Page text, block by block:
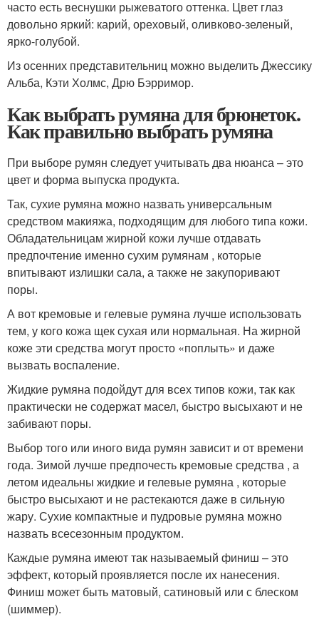
часто есть веснушки рыжеватого оттенка. Цвет глаз
довольно яркий: карий, ореховый, оливково-зеленый,
ярко-голубой.
Из осенних представительниц можно выделить Джессику
Альба, Кэти Холмс, Дрю Бэрримор.
Как выбрать румяна для брюнеток.
Как правильно выбрать румяна
При выборе румян следует учитывать два нюанса – это
цвет и форма выпуска продукта.
Так, сухие румяна можно назвать универсальным
средством макияжа, подходящим для любого типа кожи.
Обладательницам жирной кожи лучше отдавать
предпочтение именно сухим румянам , которые
впитывают излишки сала, а также не закупоривают
поры.
А вот кремовые и гелевые румяна лучше использовать
тем, у кого кожа щек сухая или нормальная. На жирной
коже эти средства могут просто «поплыть» и даже
вызвать воспаление.
Жидкие румяна подойдут для всех типов кожи, так как
практически не содержат масел, быстро высыхают и не
забивают поры.
Выбор того или иного вида румян зависит и от времени
года. Зимой лучше предпочесть кремовые средства , а
летом идеальны жидкие и гелевые румяна , которые
быстро высыхают и не растекаются даже в сильную
жару. Сухие компактные и пудровые румяна можно
назвать всесезонным продуктом.
Каждые румяна имеют так называемый финиш – это
эффект, который проявляется после их нанесения.
Финиш может быть матовый, сатиновый или с блеском
(шиммер).